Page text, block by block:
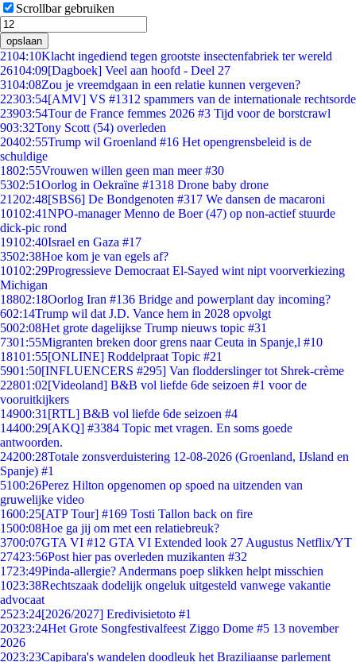
Scrollbar gebruiken
opslaan
2104:10Klacht ingediend tegen grootste insectenfabriek ter wereld
26104:09[Dagboek] Veel aan hoofd - Deel 27
3104:08Zou je vreemdgaan in een relatie kunnen vergeven?
22303:54[AMV] VS #1312 spammers van de internationale rechtsorde
23903:54Tour de France femmes 2026 #3 Tijd voor de borstcrawl
903:32Tony Scott (54) overleden
20402:55Trump wil Groenland #16 Het opengrensbeleid is de
schuldige
1802:55Vrouwen willen geen man meer #30
5302:51Oorlog in Oekraïne #1318 Drone baby drone
21202:48[SBS6] De Bondgenoten #317 We dansen de macaroni
10102:41NPO-manager Menno de Boer (47) op non-actief stuurde
dick-pic rond
19102:40Israel en Gaza #17
3502:38Hoe kom je van egels af?
10102:29Progressieve Democraat El-Sayed wint nipt voorverkiezing
Michigan
18802:18Oorlog Iran #136 Bridge and powerplant day incoming?
602:14Trump wil dat J.D. Vance hem in 2028 opvolgt
5002:08Het grote dagelijkse Trump nieuws topic #31
7301:55Migranten breken door grens naar Ceuta in Spanje,l #10
18101:55[ONLINE] Roddelpraat Topic #21
5901:50[INFLUENCERS #295] Van flodderslinger tot Shrek-crème
22801:02[Videoland] B&B vol liefde 6de seizoen #1 voor de
vooruitkijkers
14900:31 [RTL] B&B vol liefde 6de seizoen #4
14400:29[AKQ] #3384 Topic met vragen. En soms goede
antwoorden.
24200:28Totale zonsverduistering 12-08-2026 (Groenland, IJsland en
Spanje) #1
5100:26Perez Hilton opgenomen op spoed na uitzenden van
gruwelijke video
1600:25[ATP Tour] #169 Tosti Tallon back on fire
1500:08Hoe ga jij om met een relatiebreuk?
3700:07GTA VI #12 GTA VI Extended look 27 Augustus Netflix/YT
27423:56Post hier pas overleden muzikanten #32
1723:49Pinda-allergie? Andermans poep slikken helpt misschien
1023:38Rechtszaak dodelijk ongeluk uitgesteld vanwege vakantie
advocaat
2523:24[2026/2027] Eredivisietoto #1
20323:24Het Grote Songfestivalfeest Ziggo Dome #5 13 november
2026
2023:23Capibara's wandelen doodleuk het Braziliaanse parlement